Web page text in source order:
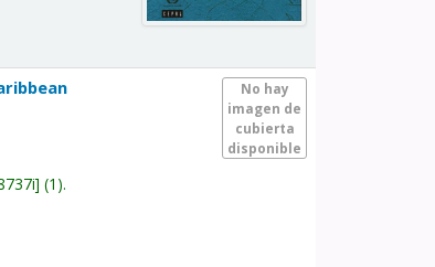
No hay
imagen de
cubierta
disponible
(1).